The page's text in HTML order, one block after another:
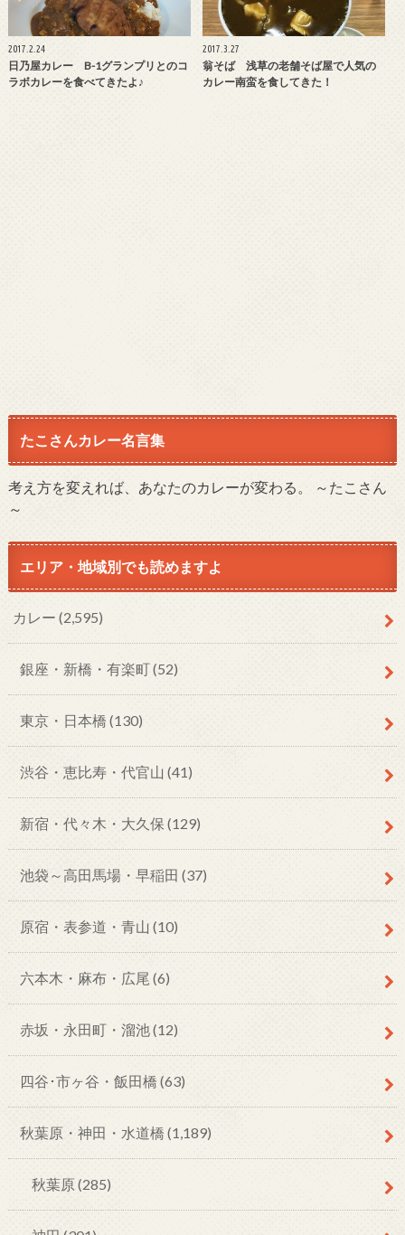
2017.2.24
日乃屋カレー B-1グランプリとのコ
ラボカレーを食べてきたよ♪
2017.3.27
翁そば 浅草の老舗そば屋で人気の
カレー南蛮を食してきた！
たこさんカレー名言集
考え方を変えれば、あなたのカレーが変わる。 ～たこさん
～
エリア・地域別でも読めますよ
カレー (2,595)
銀座・新橋・有楽町(52)
東京・日本橋 (130)
渋谷・恵比寿・代官山 (41)
新宿・代々木・大久保 (129)
池袋～高田馬場・早稲田 (37)
原宿・表参道・青山 (10)
六本木・麻布・広尾 (6)
赤坂・永田町・溜池(12)
四谷･市ヶ谷・飯田橋 (63)
秋葉原・神田・水道橋 (1,189)
秋葉原 (285)